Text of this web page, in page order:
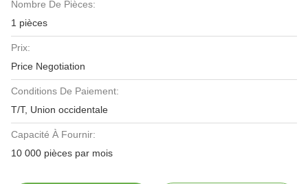
Nombre De Pièces:
1 pièces
Prix:
Price Negotiation
Conditions De Paiement:
T/T, Union occidentale
Capacité À Fournir:
10 000 pièces par mois